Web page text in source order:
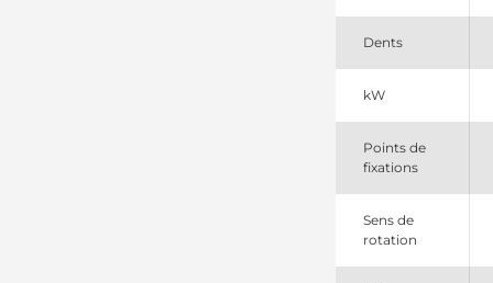
730511112
PSH
AZE4285
Mahle
MS725
+line
Dents
kW
Points de
fixations
Sens de
rotation